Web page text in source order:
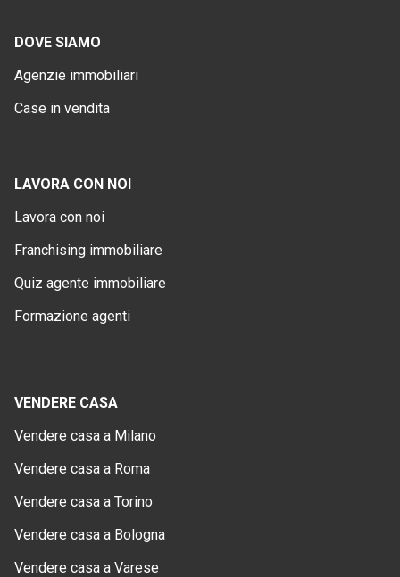
DOVE SIAMO
Agenzie immobiliari
Case in vendita
LAVORA CON NOI
Lavora con noi
Franchising immobiliare
Quiz agente immobiliare
Formazione agenti
VENDERE CASA
Vendere casa a Milano
Vendere casa a Roma
Vendere casa a Torino
Vendere casa a Bologna
Vendere casa a Varese